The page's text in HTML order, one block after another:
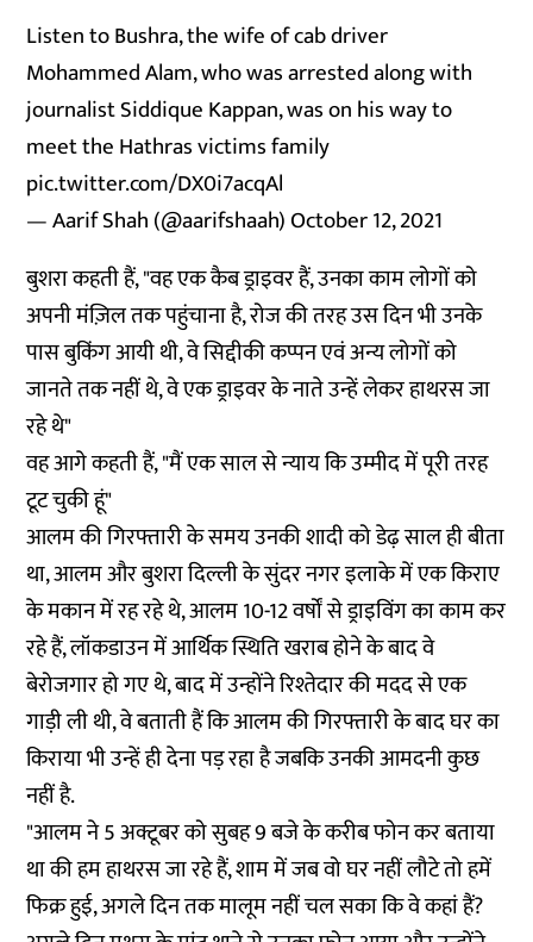
Listen to Bushra, the wife of cab driver
Mohammed Alam, who was arrested along with
journalist Siddique Kappan, was on his way to
meet the Hathras victims family
pic.twitter.com/DX0i7acqAl
— Aarif Shah (@aarifshaah)October 12, 2021
बुशरा कहती हैं, "वह एक कैब ड्राइवर हैं, उनका काम लोगों को
अपनी मंज़िल तक पहुंचाना है, रोज की तरह उस दिन भी उनके
पास बुकिंग आयी थी, वे सिद्दीकी कप्पन एवं अन्य लोगों को
जानते तक नहीं थे, वे एक ड्राइवर के नाते उन्हें लेकर हाथरस जा
रहे थे"
वह आगे कहती हैं, "मैं एक साल से न्याय कि उम्मीद में पूरी तरह
टूट चुकी हूं"
आलम की गिरफ्तारी के समय उनकी शादी को डेढ़ साल ही बीता
था, आलम और बुशरा दिल्ली के सुंदर नगर इलाके में एक किराए
के मकान में रह रहे थे, आलम 10-12 वर्षों से ड्राइविंग का काम कर
रहे हैं, लॉकडाउन में आर्थिक स्थिति खराब होने के बाद वे
बेरोजगार हो गए थे, बाद में उन्होंने रिश्तेदार की मदद से एक
गाड़ी ली थी, वे बताती हैं कि आलम की गिरफ्तारी के बाद घर का
किराया भी उन्हें ही देना पड़ रहा है जबकि उनकी आमदनी कुछ
नहीं है.
"आलम ने 5 अक्टूबर को सुबह 9 बजे के करीब फोन कर बताया
था की हम हाथरस जा रहे हैं, शाम में जब वो घर नहीं लौटे तो हमें
फिक्र हुई, अगले दिन तक मालूम नहीं चल सका कि वे कहां हैं?